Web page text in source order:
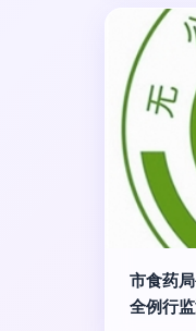
市食药
全例行